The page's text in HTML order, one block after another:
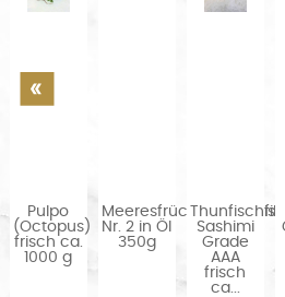
Pulpo
(Octopus)
frisch ca.
1000 g
Meeresfrüchtevorspeise
Nr. 2 in Öl
350g
Thunfischfilet
Sashimi
Grade
AAA
frisch
ca...